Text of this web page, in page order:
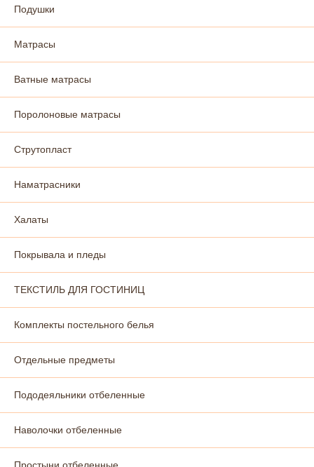
Подушки
Матрасы
Ватные матрасы
Поролоновые матрасы
Струтопласт
Наматрасники
Халаты
Покрывала и пледы
ТЕКСТИЛЬ ДЛЯ ГОСТИНИЦ
Комплекты постельного белья
Отдельные предметы
Пододеяльники отбеленные
Наволочки отбеленные